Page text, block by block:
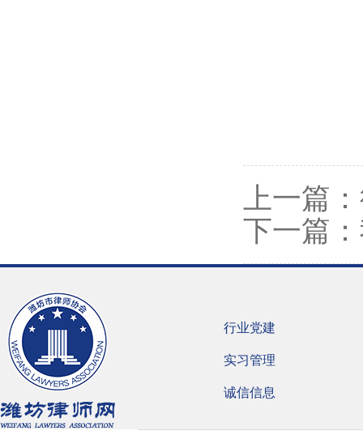
上一篇
下一篇
行业党建
实习管理
诚信信息